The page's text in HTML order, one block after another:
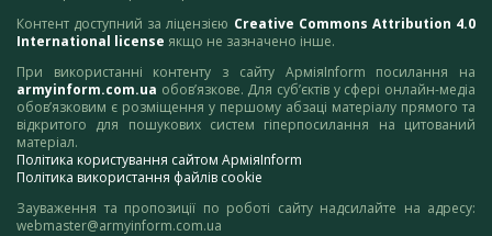
Контент доступний за ліцензією Creative Commons Attribution 4.0
International license якщо не зазначено інше.
При використанні контенту з сайту АрміяInform посилання на
armyinform.com.ua обов’язкове. Для суб’єктів у сфері онлайн-медіа
обов’язковим є розміщення у першому абзаці матеріалу прямого та
відкритого для пошукових систем гіперпосилання на цитований
матеріал.
Політика користування сайтом АрміяInform
Політика використання файлів cookie
Зауваження та пропозиції по роботі сайту надсилайте на адресу:
webmaster@armyinform.com.ua